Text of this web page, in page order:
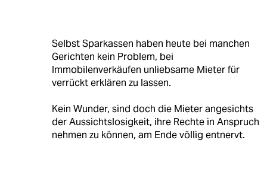
Selbst Sparkassen haben heute bei manchen
Gerichten kein Problem, bei
Immobilenverkäufen unliebsame Mieter für
verrückt erklären zu lassen.
Kein Wunder, sind doch die Mieter angesichts
der Aussichtslosigkeit, ihre Rechte in Anspruch
nehmen zu können, am Ende völlig entnervt.